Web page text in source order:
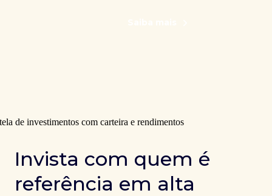
Invista com quem é
referência em alta